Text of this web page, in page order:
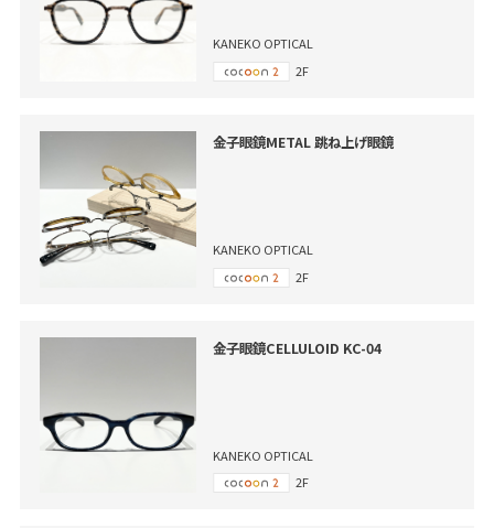
KANEKO OPTICAL
2F
金子眼鏡METAL 跳ね上げ眼鏡
KANEKO OPTICAL
2F
金子眼鏡CELLULOID KC-04
KANEKO OPTICAL
2F